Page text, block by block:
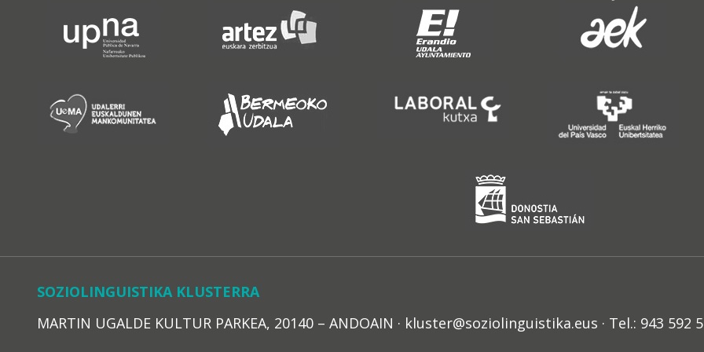
SOZIOLINGUISTIKA KLUSTERRA
MARTIN UGALDE KULTUR PARKEA, 20140 – ANDOAIN · kluster@soziolinguistika.eus · Tel.: 943 592